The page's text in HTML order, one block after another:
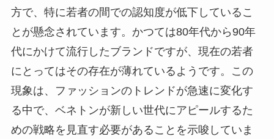
方で、特に若者の間での認知度が低下しているこ
とが懸念されています。かつては80年代から90年
代にかけて流行したブランドですが、現在の若者
にとってはその存在が薄れているようです。この
現象は、ファッションのトレンドが急速に変化す
る中で、ベネトンが新しい世代にアピールするた
めの戦略を見直す必要があることを示唆していま